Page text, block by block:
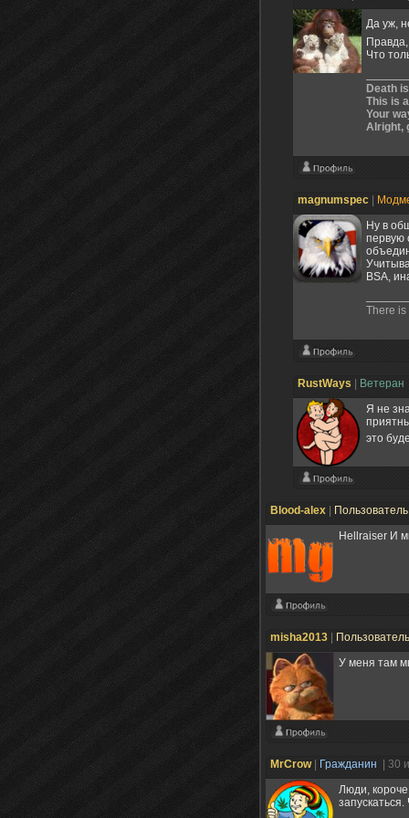
Да уж,
Что
Death
This is
Your
Alright,
magnumspec
Ну в
первую
BSA,
There is
RustWays Ветеран
Я не
это
Blood-alex
Hellraiser И
misha2013
У меня там
MrCrow| Гражданин
| 30
Люди,